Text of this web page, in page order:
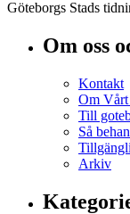
Göteborgs Stads
Om oss
Kontakt
Om
Till
Så
Arkiv